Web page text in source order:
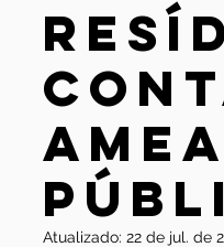
Atualizado: 22 de jul. de